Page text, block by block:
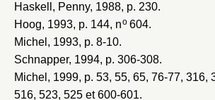
Haskell, Penny, 1988, p. 230.
Hoog, 1993, p. 144, no604.
Michel, 1993, p. 8-10.
Schnapper, 1994, p. 306-308.
Michel, 1999, p. 53, 55, 65, 76-77, 316,
516, 523, 525 et 600-601.